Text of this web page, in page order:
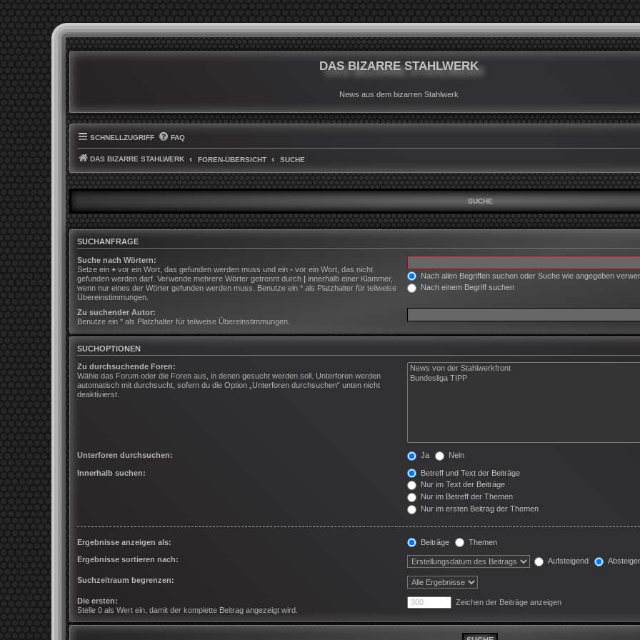
DAS BIZARRE STAHLWERK
News aus dem bizarren Stahlwerk
SCHNELLZUGRIFF FAQ
DAS BIZARRE STAHLWERK FOREN-ÜBERSICHT SUCHE
SUCHE
SUCHANFRAGE
Suche nach Wörtern:
Setze ein + vor ein Wort, das gefunden werden muss und ein - vor ein Wort, das nicht
gefunden werden darf. Verwende mehrere Wörter getrennt durch | innerhalb einer Klammer,
wenn nur eines der Wörter gefunden werden muss. Benutze ein * als Platzhalter für teilweise
Übereinstimmungen.
Nach allen Begriffen suchen oder Suche wie angegeben
Nach einem Begriff suchen
Zu suchender Autor:
Benutze ein * als Platzhalter für teilweise Übereinstimmungen.
SUCHOPTIONEN
Zu durchsuchende Foren:
Wähle das Forum oder die Foren aus, in denen gesucht werden soll. Unterforen werden
automatisch mit durchsucht, sofern du die Option „Unterforen durchsuchen“ unten nicht
deaktivierst.
Unterforen durchsuchen: Ja Nein
Innerhalb suchen:
Betreff und Text der Beiträge
Nur im Text der Beiträge
Nur im Betreff der Themen
Nur im ersten Beitrag der Themen
Ergebnisse anzeigen als: Beiträge Themen
Ergebnisse sortieren nach: Aufsteigend
Suchzeitraum begrenzen:
Die ersten:
Stelle 0 als Wert ein, damit der komplette Beitrag angezeigt wird.
Zeichen der Beiträge anzeigen